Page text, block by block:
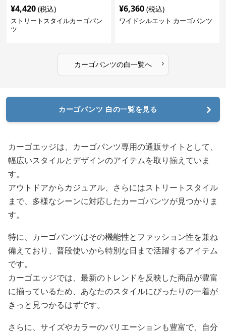
¥4,420 (税込)
ストリートスタイルカーゴパン
ツ
¥6,360 (税込)
ワイドシルエット カーゴパンツ
カーゴパンツの白一覧へ ›
カーゴパンツ 白の一覧を見る
カーゴエッジは、カーゴパンツ専用の通販サイトとして、
幅広いスタイルとデザインのアイテムを取り揃えていま
す。
アウトドアからカジュアル、さらにはストリートスタイル
まで、多様なシーンに対応したカーゴパンツが見つかりま
す。
特に、カーゴパンツはその機能性とファッション性を兼ね
備えており、普段使いから特別な日まで活躍するアイテム
です。
カーゴエッジでは、最新のトレンドを反映した商品が豊富
に揃っているため、あなたのスタイルにぴったりの一着が
きっと見つかるはずです。
さらに、サイズやカラーのバリエーションも豊富で、自分